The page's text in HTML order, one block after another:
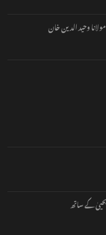
وحید الدین خان
کے ساتھ